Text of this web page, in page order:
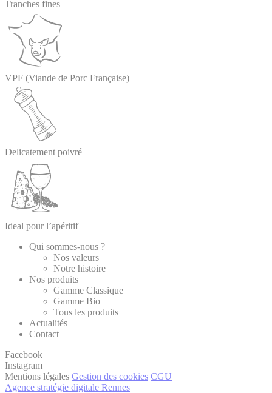
Tranches fines
VPF (Viande de Porc Française)
Delicatement poivré
Ideal pour l’apéritif
Qui sommes-nous ?
Nos valeurs
Notre histoire
Nos produits
Gamme Classique
Gamme Bio
Tous les produits
Actualités
Contact
Facebook
Instagram
Mentions légales Gestion des cookies CGU
Agence stratégie digitale Rennes